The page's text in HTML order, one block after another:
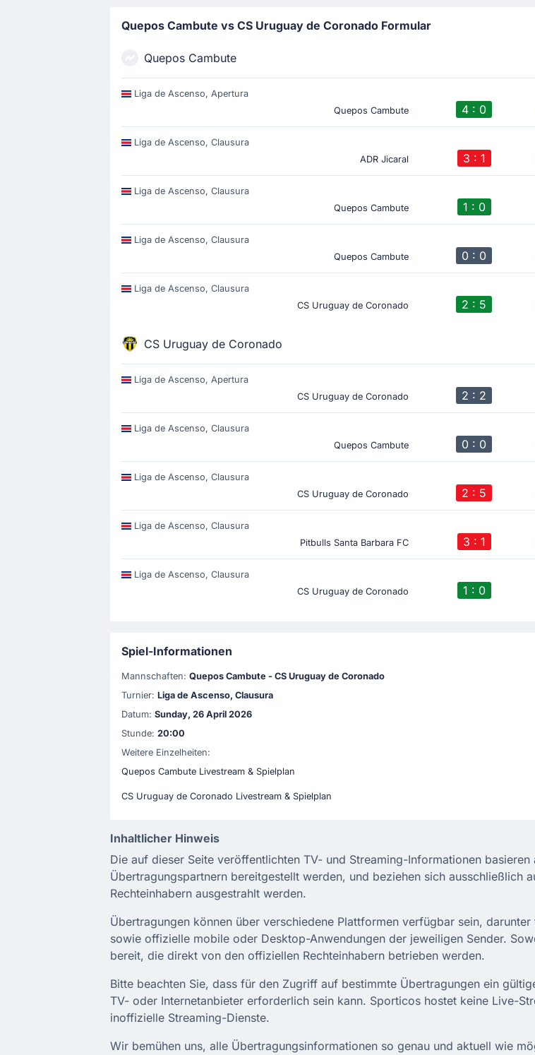
Quepos Cambute vs CS Uruguay de Coronado Formular
Quepos Cambute
Liga de Ascenso, Apertura
Quepos Cambute
4 : 0
Liga de Ascenso, Clausura
ADR Jicaral
3 : 1
Liga de Ascenso, Clausura
Quepos Cambute
1 : 0
Liga de Ascenso, Clausura
Quepos Cambute
0 : 0
Liga de Ascenso, Clausura
CS Uruguay de Coronado
2 : 5
CS Uruguay de Coronado
Liga de Ascenso, Apertura
CS Uruguay de Coronado
2 : 2
Liga de Ascenso, Clausura
Quepos Cambute
0 : 0
Liga de Ascenso, Clausura
CS Uruguay de Coronado
2 : 5
Liga de Ascenso, Clausura
Pitbulls Santa Barbara FC
3 : 1
Liga de Ascenso, Clausura
CS Uruguay de Coronado
1 : 0
Spiel-Informationen
Mannschaften: Quepos Cambute - CS Uruguay de Coronado
Turnier: Liga de Ascenso, Clausura
Datum: Sunday, 26 April 2026
Stunde: 20:00
Weitere Einzelheiten:
Quepos Cambute Livestream & Spielplan
CS Uruguay de Coronado Livestream & Spielplan
Inhaltlicher Hinweis
Die auf dieser Seite veröffentlichten TV- und Streaming-Informationen
Übertragungspartnern bereitgestellt werden, und beziehen sich ausschließlich
Rechteinhabern ausgestrahlt werden.
Übertragungen können über verschiedene Plattformen verfügbar sein, darunter
sowie offizielle mobile oder Desktop-Anwendungen der jeweiligen Sender.
bereit, die direkt von den offiziellen Rechteinhabern betrieben werden.
Bitte beachten Sie, dass für den Zugriff auf bestimmte Übertragungen ein
TV- oder Internetanbieter erforderlich sein kann. Sporticos hostet keine Live-
inoffizielle Streaming-Dienste.
Wir bemühen uns, alle Übertragungsinformationen so genau und aktuell wie